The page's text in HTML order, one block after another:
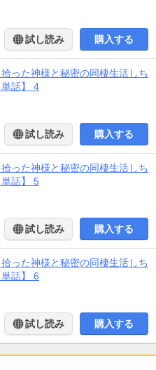
試し読み 購入する
った神様と秘密の同棲生活しち
話】 4
試し読み 購入する
った神様と秘密の同棲生活しち
話】 5
試し読み 購入する
った神様と秘密の同棲生活しち
話】 6
試し読み 購入する